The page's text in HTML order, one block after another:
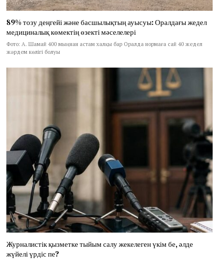
89% тозу деңгейі және басшылықтың ауысуы: Оралдағы жедел
медициналық көмектің өзекті мәселелері
Фото: А. Шамай 400 мыңнан астам халқы бар Оралда нормаға сай 40 жедел
жәрдем көлігі болуы
Журналистік қызметке тыйым салу жекелеген үкім бе, әлде
жүйелі үрдіс пе?